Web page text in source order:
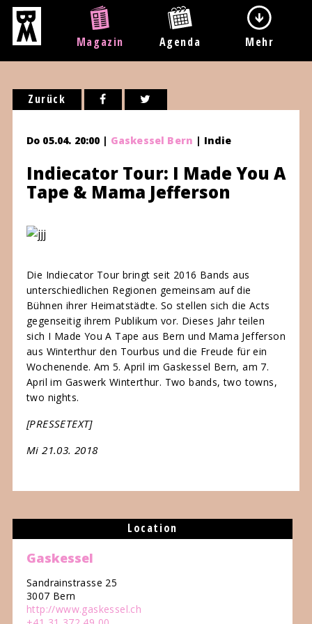
Magazin Agenda Mehr
Zurück
Do 05.04. 20:00 | Gaskessel Bern | Indie
Indiecator Tour: I Made You A
Tape & Mama Jefferson
Die Indiecator Tour bringt seit 2016 Bands aus
unterschiedlichen Regionen gemeinsam auf die
Bühnen ihrer Heimatstädte. So stellen sich die Acts
gegenseitig ihrem Publikum vor. Dieses Jahr teilen
sich I Made You A Tape aus Bern und Mama Jefferson
aus Winterthur den Tourbus und die Freude für ein
Wochenende. Am 5. April im Gaskessel Bern, am 7.
April im Gaswerk Winterthur. Two bands, two towns,
two nights.
[PRESSETEXT]
Mi 21.03. 2018
Location
Gaskessel
Sandrainstrasse 25
3007 Bern
http://www.gaskessel.ch